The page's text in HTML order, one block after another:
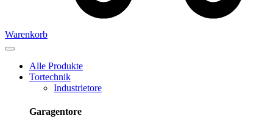
Warenkorb
Alle Produkte
Tortechnik
Industrietore
Garagentore